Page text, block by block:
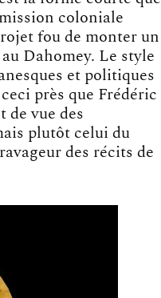
coloniale
fou de monter un
Dahomey. Le style
et politiques
ceci près que Frédéric
de vue des
plutôt celui du
des récits de